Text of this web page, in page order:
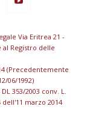
Via Eritrea 21 -
al Registro delle
(Precedentemente
06/1992)
353/2003 conv. L.
dell'11 marzo 2014